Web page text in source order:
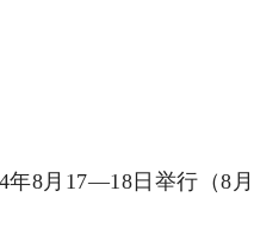
8月17—18日举行（8